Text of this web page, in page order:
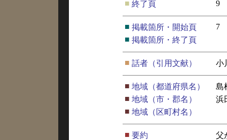
■ 終了頁 9
■ 掲載箇所・開始頁
7
■ 掲載箇所・終了頁
■ 話者（引用文献） 小
■ 地域（都道府県名）
島
■ 地域（市・郡名）
浜
■ 地域（区町村名）
■ 要約
父